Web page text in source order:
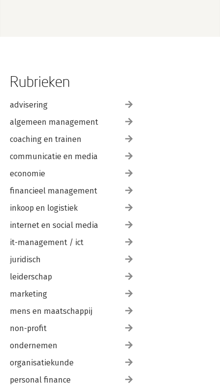
Rubrieken
advisering
algemeen management
coaching en trainen
communicatie en media
economie
financieel management
inkoop en logistiek
internet en social media
it-management / ict
juridisch
leiderschap
marketing
mens en maatschappij
non-profit
ondernemen
organisatiekunde
personal finance